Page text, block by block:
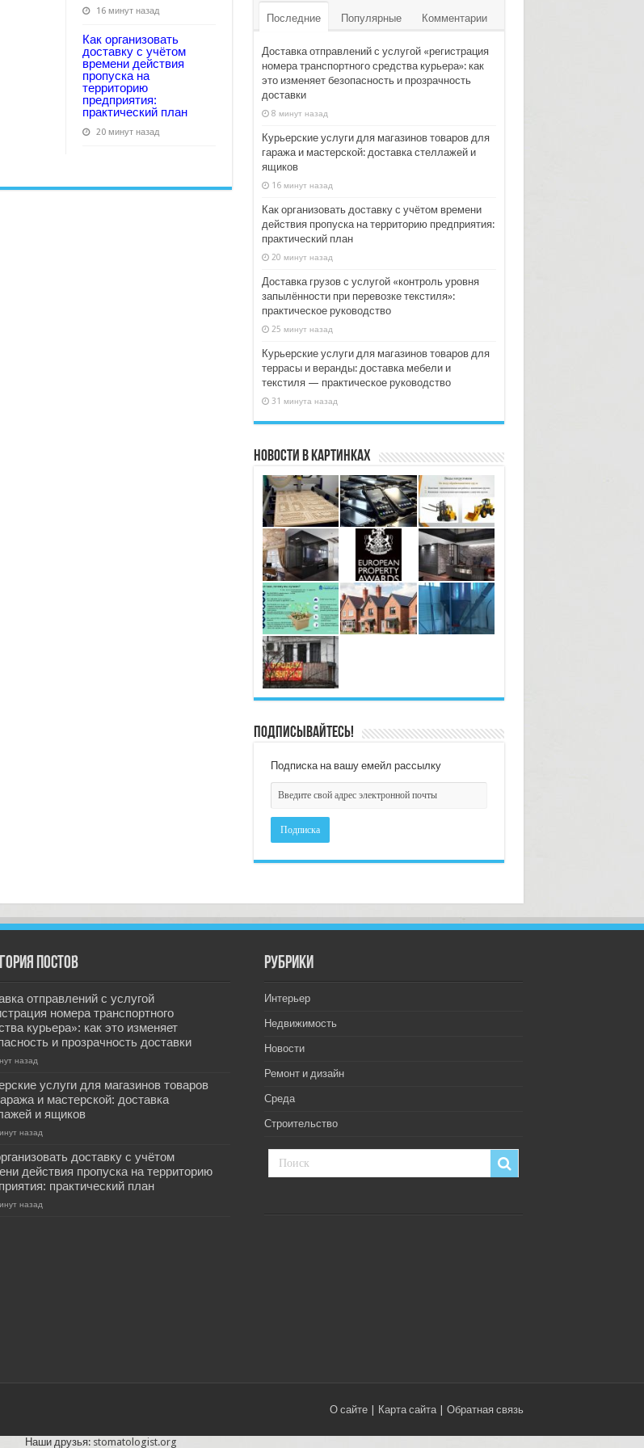
16 минут назад
Как организовать
доставку с учётом
времени действия
пропуска на
территорию
предприятия:
практический план
20 минут назад
Последние Популярные Комментарии
Доставка отправлений с услугой «регистрация
номера транспортного средства курьера»: как
это изменяет безопасность и прозрачность
доставки
8 минут назад
Курьерские услуги для магазинов товаров для
гаража и мастерской: доставка стеллажей и
ящиков
16 минут назад
Как организовать доставку с учётом времени
действия пропуска на территорию предприятия:
практический план
20 минут назад
Доставка грузов с услугой «контроль уровня
запылённости при перевозке текстиля»:
практическое руководство
25 минут назад
Курьерские услуги для магазинов товаров для
террасы и веранды: доставка мебели и
текстиля — практическое руководство
31 минута назад
Новости в картинках
Подписывайтесь!
Подписка на вашу емейл рассылку
постов
отправлений с услугой
номера транспортного
курьера»: как это изменяет
и прозрачность доставки
назад
услуги для магазинов товаров
и мастерской: доставка
и ящиков
назад
доставку с учётом
действия пропуска на территорию
практический план
назад
РУбрики
Интерьер
Недвижимость
Новости
Ремонт и дизайн
Среда
Строительство
О сайте| Карта сайта| Обратная связь
Наши друзья: stomatologist.org